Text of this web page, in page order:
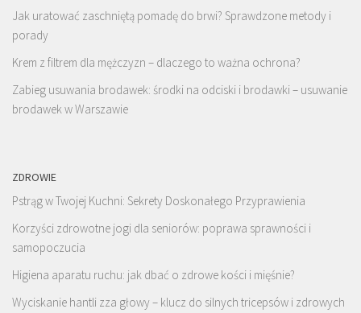
Jak uratować zaschniętą pomadę do brwi? Sprawdzone metody i
porady
Krem z filtrem dla mężczyzn – dlaczego to ważna ochrona?
Zabieg usuwania brodawek: środki na odciski i brodawki – usuwanie
brodawek w Warszawie
ZDROWIE
Pstrąg w Twojej Kuchni: Sekrety Doskonałego Przyprawienia
Korzyści zdrowotne jogi dla seniorów: poprawa sprawności i
samopoczucia
Higiena aparatu ruchu: jak dbać o zdrowe kości i mięśnie?
Wyciskanie hantli zza głowy – klucz do silnych tricepsów i zdrowych